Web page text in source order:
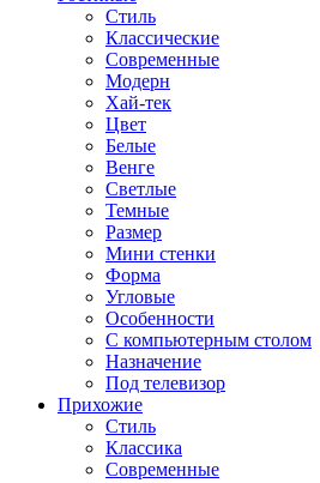
Стиль
Классические
Современные
Модерн
Хай-тек
Цвет
Белые
Венге
Светлые
Темные
Размер
Мини стенки
Форма
Угловые
Особенности
С компьютерным столом
Назначение
Под телевизор
Прихожие
Стиль
Классика
Современные